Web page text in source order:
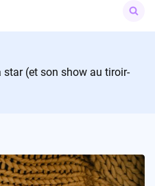
for:
star (et son show au tiroir-